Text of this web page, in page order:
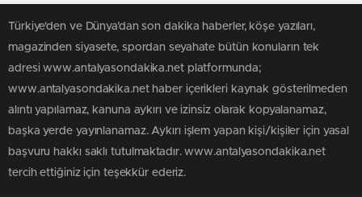
Türkiye'den ve Dünya’dan son dakika haberler, köşe yazıları,
magazinden siyasete, spordan seyahate bütün konuların tek
adresi www.antalyasondakika.net platformunda;
www.antalyasondakika.net haber içerikleri kaynak gösterilmeden
alıntı yapılamaz, kanuna aykırı ve izinsiz olarak kopyalanamaz,
başka yerde yayınlanamaz. Aykırı işlem yapan kişi/kişiler için yasal
başvuru hakkı saklı tutulmaktadır. www.antalyasondakika.net
tercih ettiğiniz için teşekkür ederiz.